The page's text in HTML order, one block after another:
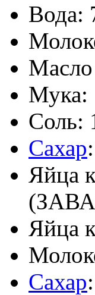
Вода:
Соль:
Сахар
Яйца
Яйца
Сахар